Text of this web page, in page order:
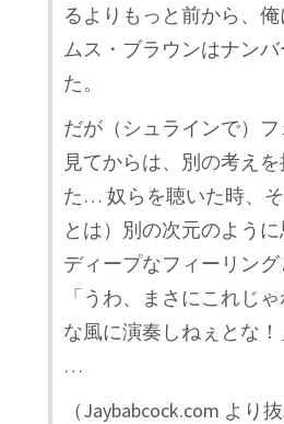
るよりもっと前から、
ムス・ブラウンはナン
た。
だが（シュラインで）
見てからは、別の考え
た… 奴らを聴いた時、
とは）別の次元のよう
ディープなフィーリン
「うわ、まさにこれじ
な風に演奏しねぇとな！
…
（Jaybabcock.com より抜